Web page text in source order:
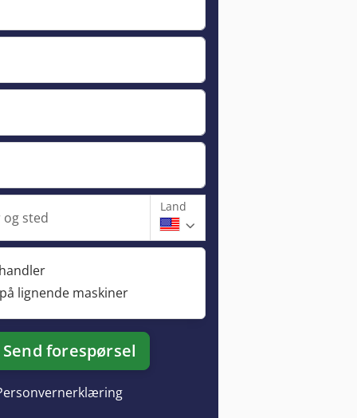
sted
Land
lignende maskiner
Send forespørsel